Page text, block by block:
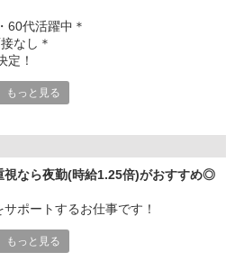
60代活躍中＊
なし＊
定！
もっと見る
視なら夜勤(時給1.25倍)がおすすめ◎
ポートするお仕事です！
もっと見る